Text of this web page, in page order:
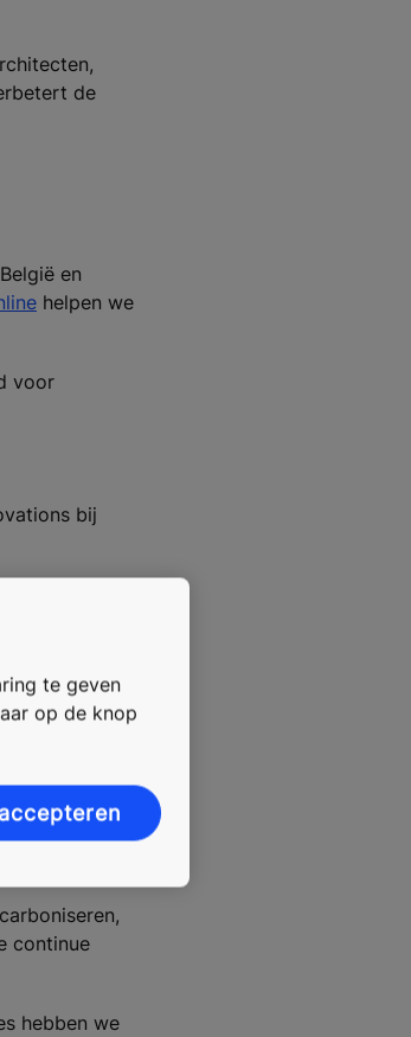
de
en
helpen we
voor
bij
van
te
die continu
continue
hebben we
te geven
op de knop